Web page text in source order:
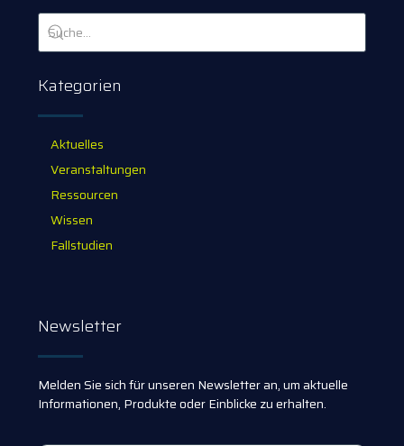
Kategorien
Aktuelles
Veranstaltungen
Ressourcen
Wissen
Fallstudien
Newsletter
Melden Sie sich für unseren Newsletter an, um aktuelle
Informationen, Produkte oder Einblicke zu erhalten.